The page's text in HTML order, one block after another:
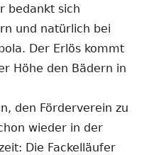
bedankt sich
und natürlich bei
Der Erlös kommt
Höhe den Bädern in
den Förderverein zu
wieder in der
Die Fackelläufer